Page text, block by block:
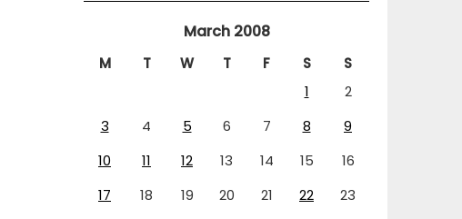
March 2008
M T W T F S
S
1
2
3
4 5 6 7 8
9
10
11 12 13 14 15
16
17
18 19 20 21 22
23